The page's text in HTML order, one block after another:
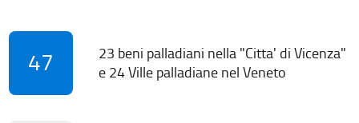
47
23 beni palladiani nella "Citta' di Vicenza"
e 24 Ville palladiane nel Veneto